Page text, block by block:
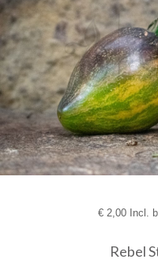
€2,00 Incl.
Rebel